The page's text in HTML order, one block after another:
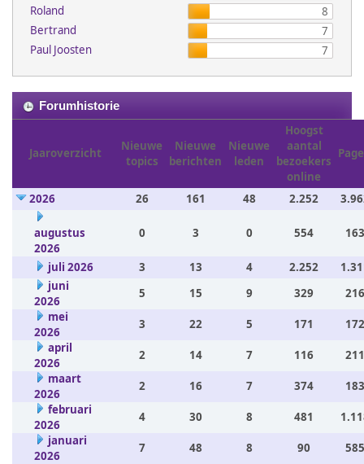
Roland
8
Bertrand
7
Paul Joosten
7
Forumhistorie
Jaaroverzicht
Nieuwe
topics
Nieuwe
berichten
Nieuwe
leden
Hoogst
aantal
bezoekers
online
2026 26 161 48 2.252
augustus
2026
0 3 0 554
juli 2026 3 13 4 2.252
juni
2026
5 15 9 329
mei
2026
3 22 5 171
april
2026
2 14 7 116
maart
2026
2 16 7 374
februari
2026
4 30 8 481
januari
2026
7 48 8 90